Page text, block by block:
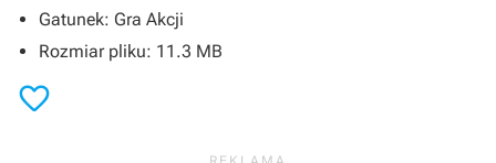
Gatunek: Gra Akcji
Rozmiar pliku: 11.3 MB
